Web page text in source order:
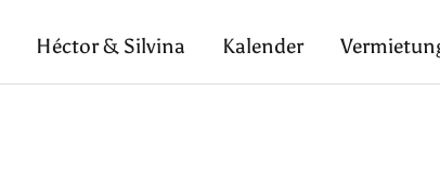
Héctor & Silvina Kalender